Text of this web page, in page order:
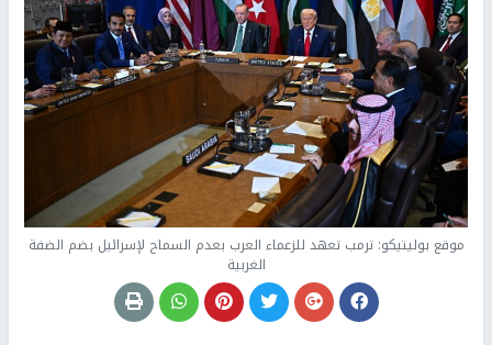
موقع بوليتيكو: ترمب تعهد للزعماء العرب بعدم السماح لإسرائيل بضم الضفة
الغربية